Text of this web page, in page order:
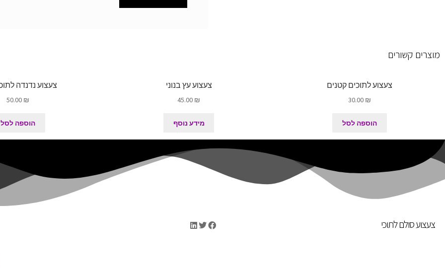
מוצרים קשורים
צעצוע לתוכים קטנים
₪
הוספה לסל
צעצוע עץ בנוני
₪
מידע נוסף
צעצוע נדנדה
₪
הוספה לסל
צעצוע סולם לתוכי